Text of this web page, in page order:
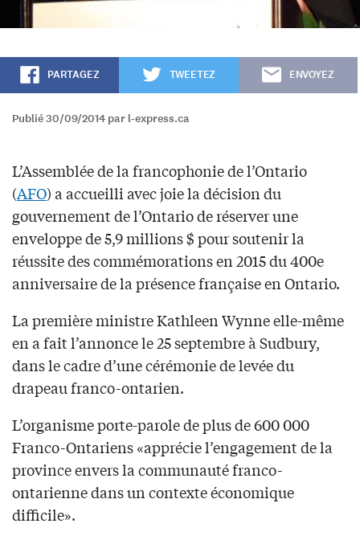
PARTAGEZ TWEETEZ ENVOYEZ
Publié 30/09/2014 par l-express.ca
L’Assemblée de la francophonie de l’Ontario
(AFO) a accueilli avec joie la décision du
gouvernement de l’Ontario de réserver une
enveloppe de 5,9 millions $ pour soutenir la
réussite des commémorations en 2015 du 400e
anniversaire de la présence française en Ontario.
La première ministre Kathleen Wynne elle-même
en a fait l’annonce le 25 septembre à Sudbury,
dans le cadre d’une cérémonie de levée du
drapeau franco-ontarien.
L’organisme porte-parole de plus de 600 000
Franco-Ontariens «apprécie l’engagement de la
province envers la communauté franco-
ontarienne dans un contexte économique
difficile».